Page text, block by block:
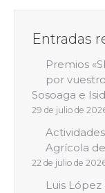
Entradas
Premios
por
Sosoaga e
29 de julio de
Agrícola
22 de julio de
Luis